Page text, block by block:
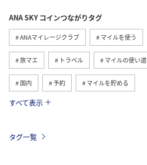
ANA SKY コインつながりタグ
ANAマイレージクラブ マイルを使う
旅マエ トラベル マイルの使い道
国内 予約 マイルを貯める
マイルの教室
すべて表示
タグ一覧